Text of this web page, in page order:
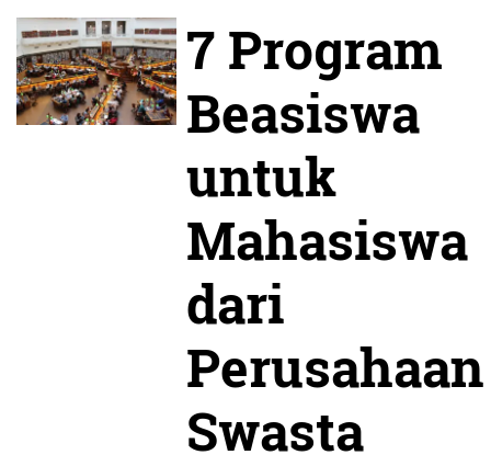
7 Program
Beasiswa
untuk
Mahasiswa
dari
Perusahaan
Swasta